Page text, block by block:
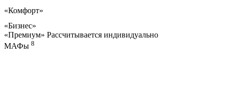
«Комфорт»
«Бизнес»
«Премиум» Рассчитывается индивидуально
МАФы 8